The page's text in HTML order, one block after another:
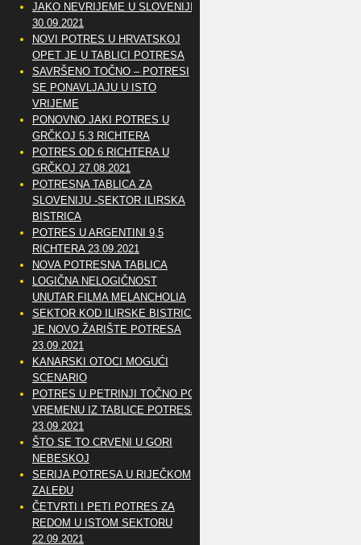
JAKO NEVRIJEME U SLOVENIJI
30.09.2021
NOVI POTRES U HRVATSKOJ
OPET JE U TABLICI POTRESA
SAVRŠENO TOČNO – POTRESI
SE PONAVLJAJU U ISTO
VRIJEME
PONOVNO JAKI POTRES U
GRČKOJ 5.3 RICHTERA
POTRES OD 6 RICHTERA U
GRČKOJ 27.08.2021
POTRESNA TABLICA ZA
SLOVENIJU -SEKTOR ILIRSKA
BISTRICA
POTRES U ARGENTINI 9,5
RICHTERA 23.09.2021
NOVA POTRESNA TABLICA
LOGIČNA NELOGIČNOST
UNUTAR FILMA MELANCHOLIA
SEKTOR KOD ILIRSKE BISTRICE
JE NOVO ŽARIŠTE POTRESA
23.09.2021
KANARSKI OTOCI MOGUĆI
SCENARIO
POTRES U PETRINJI TOČNO PO
VREMENU IZ TABLICE POTRESA
23.09.2021
ŠTO SE TO CRVENI U GORI
NEBESKOJ
SERIJA POTRESA U RIJEČKOM
ZALEĐU
ČETVRTI I PETI POTRES ZA
REDOM U ISTOM SEKTORU
22.09.2021